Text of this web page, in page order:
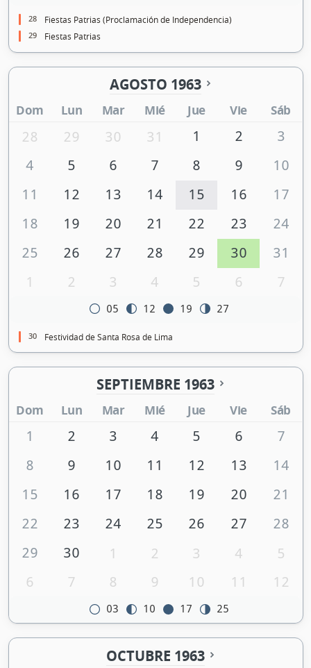
28 Fiestas Patrias (Proclamación de Independencia)
29 Fiestas Patrias
AGOSTO 1963
Dom Lun Mar Mié Jue Vie Sáb
28 29 30 31 1 2
3
4
5 6 7 8 9
10
11
12 13 14 15 16
17
18
19 20 21 22 23
24
25
26 27 28 29 30
31
1
2 3 4 5 6 7
05 12 19 27
30 Festividad de Santa Rosa de Lima
SEPTIEMBRE 1963
Dom Lun Mar Mié Jue Vie Sáb
1 2 3 4 5 6
7
8
9 10 11 12 13
14
15
16 17 18 19 20
21
22
23 24 25 26 27
28
29
30 1 2 3 4
5
6
7 8 9 10 11 12
03 10 17 25
OCTUBRE 1963